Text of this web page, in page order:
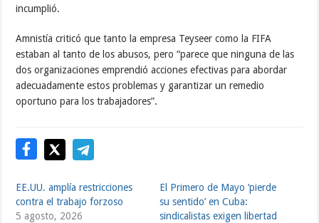
incumplió.
Amnistía criticó que tanto la empresa Teyseer como la FIFA
estaban al tanto de los abusos, pero “parece que ninguna de las
dos organizaciones emprendió acciones efectivas para abordar
adecuadamente estos problemas y garantizar un remedio
oportuno para los trabajadores”.
EE.UU. amplía restricciones
contra el trabajo forzoso
5 agosto, 2026
El Primero de Mayo ‘pierde
su sentido’ en Cuba:
sindicalistas exigen libertad